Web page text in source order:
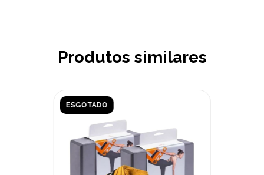
Produtos similares
ESGOTADO